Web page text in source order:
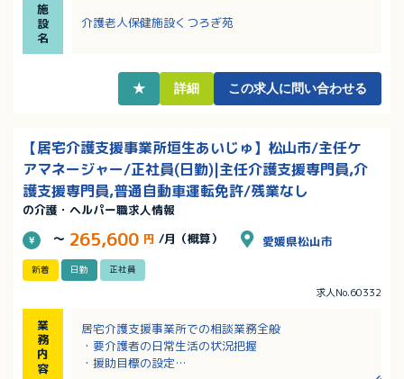
ックアップ体制
施
設
名
介護老人保健施設くつろぎ苑
★ 詳細 この求人に問い合わせる
【居宅介護支援事業所垣生あいじゅ】松山市/主任ケ
アマネージャー/正社員(日勤)|主任介護支援専門員,介
護支援専門員,普通自動車運転免許/残業なし
の介護・ヘルパー職求人情報
～ 265,600 円 /月（概算） 愛媛県松山市
新着 日勤 正社員
求人No.60332
業
務
内
容
居宅介護支援事業所での相談業務全般
・要介護者の日常生活の状況把握
・援助目標の設定